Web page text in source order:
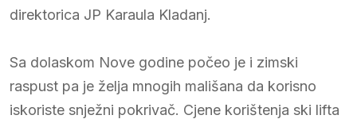
direktorica JP Karaula Kladanj.
Sa dolaskom Nove godine počeo je i zimski
raspust pa je želja mnogih mališana da korisno
iskoriste snježni pokrivač. Cjene korištenja ski lifta